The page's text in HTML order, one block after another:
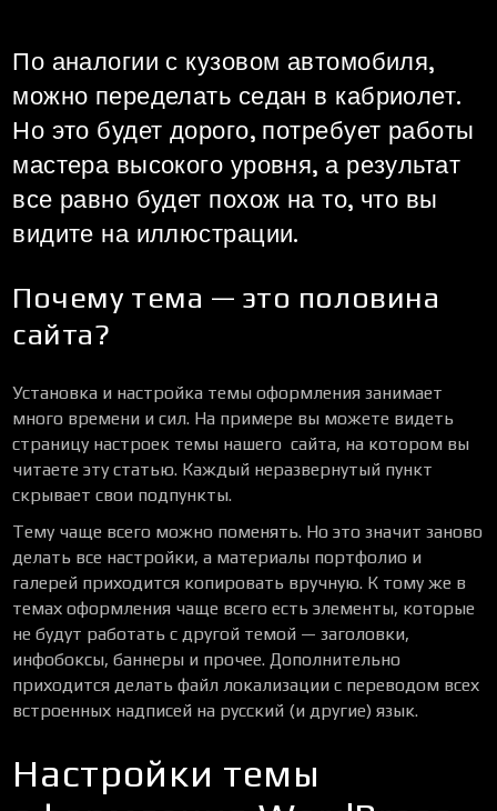
По аналогии с кузовом автомобиля,
можно переделать седан в кабриолет.
Но это будет дорого, потребует работы
мастера высокого уровня, а результат
все равно будет похож на то, что вы
видите на иллюстрации.
Почему тема — это половина
сайта?
Установка и настройка темы оформления занимает
много времени и сил. На примере вы можете видеть
страницу настроек темы нашего сайта, на котором вы
читаете эту статью. Каждый неразвернутый пункт
скрывает свои подпункты.
Тему чаще всего можно поменять. Но это значит заново
делать все настройки, а материалы портфолио и
галерей приходится копировать вручную. К тому же в
темах оформления чаще всего есть элементы, которые
не будут работать с другой темой — заголовки,
инфобоксы, баннеры и прочее. Дополнительно
приходится делать файл локализации с переводом всех
встроенных надписей на русский (и другие) язык.
Настройки темы